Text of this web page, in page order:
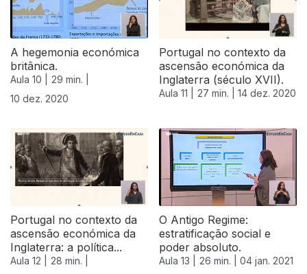
A hegemonia económica
britânica.
Aula 10 |
29 min. |
10 dez. 2020
Portugal no contexto da
ascensão económica da
Inglaterra (século XVII).
Aula 11 | 27 min. | 14 dez. 2020
Portugal no contexto da
ascensão económica da
Inglaterra: a política...
Aula 12 | 28 min. |
O Antigo Regime:
estratificação social e
poder absoluto.
Aula 13 | 26 min. | 04 jan. 2021